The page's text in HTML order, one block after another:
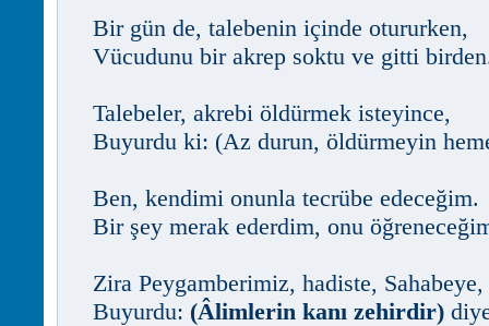
Bir gün de, talebenin içinde otururken,
Vücudunu bir akrep soktu ve gitti
Talebeler, akrebi öldürmek isteyince,
Buyurdu ki: (Az durun, öldürmeyin
Ben, kendimi onunla tecrübe edeceğim.
Bir şey merak ederdim, onu
Zira Peygamberimiz, hadiste, Sahabeye,
Buyurdu: (Âlimlerin kanı zehirdir)